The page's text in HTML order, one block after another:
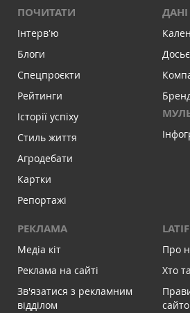
ПОЧИТАТИ
Інтервʼю
Блоги
Спецпроєкти
Рейтинги
Історії успіху
Стиль життя
Агродебати
Картки
Репортажі
ДАНІ
Досьє
РЕКЛАМА
Медіа кіт
Реклама на сайті
Зв'язатися з рекламним
відділом
Про
Хто